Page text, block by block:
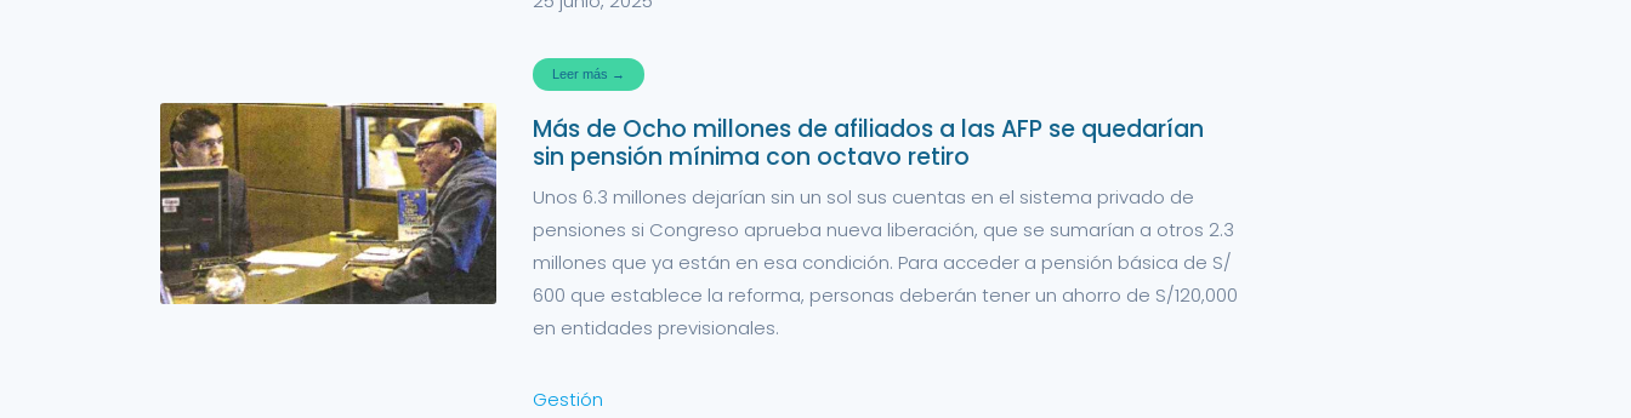
Leer más →
Más de Ocho millones de afiliados a las AFP se quedarían
sin pensión mínima con octavo retiro
Unos 6.3 millones dejarían sin un sol sus cuentas en el sistema privado de
pensiones si Congreso aprueba nueva liberación, que se sumarían a otros 2.3
millones que ya están en esa condición. Para acceder a pensión básica de S/
600 que establece la reforma, personas deberán tener un ahorro de S/120,000
en entidades previsionales.
Gestión